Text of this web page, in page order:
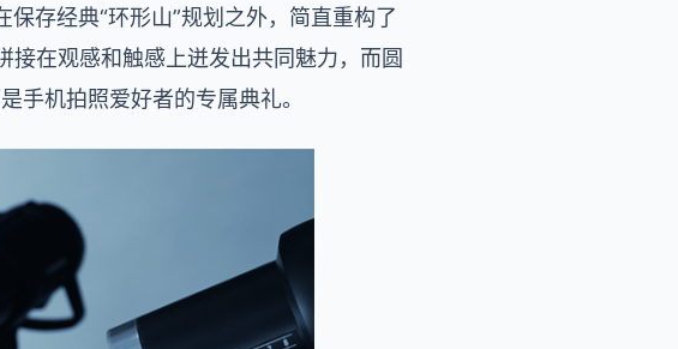
存经典“环形山”规划之外，简直重构了
在观感和触感上迸发出共同魅力，而圆
手机拍照爱好者的专属典礼。